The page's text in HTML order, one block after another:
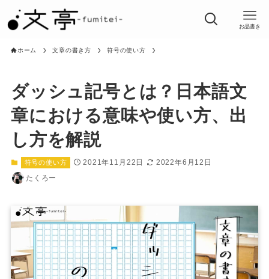
お品書き
ホーム 文章の書き方 符号の使い方
ダッシュ記号とは？日本語文
章における意味や使い方、出
し方を解説
符号の使い方 2021年11月22日
2022年6月12日
たくろー